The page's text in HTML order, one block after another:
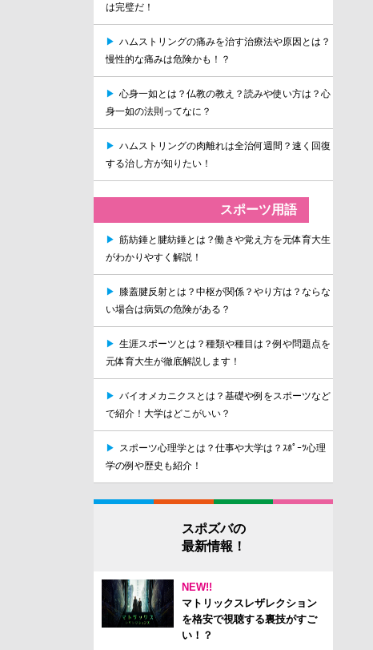
は完璧だ！
▶ ハムストリングの痛みを治す治療法や原因とは？
慢性的な痛みは危険かも！？
▶ 心身一如とは？仏教の教え？読みや使い方は？心
身一如の法則ってなに？
▶ ハムストリングの肉離れは全治何週間？速く回復
する治し方が知りたい！
スポーツ用語
▶ 筋紡錘と腱紡錘とは？働きや覚え方を元体育大生
がわかりやすく解説！
▶ 膝蓋腱反射とは？中枢が関係？やり方は？ならな
い場合は病気の危険がある？
▶ 生涯スポーツとは？種類や種目は？例や問題点を
元体育大生が徹底解説します！
▶ バイオメカニクスとは？基礎や例をスポーツなど
で紹介！大学はどこがいい？
▶
スポーツ心理学とは？仕事や大学は？ｽﾎﾟｰﾂ心理
学の例や歴史も紹介！
スポズバの
最新情報！
NEW!!
マトリックスレザレクション
を格安で視聴する裏技がすご
い！？